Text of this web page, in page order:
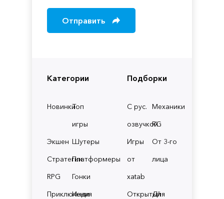
Категории
НовинкиТоп
игры
Экшен Шутеры
СтратегииПлатформеры
RPG
Гонки
Приключения
Инди
Подборки
С рус.
озвучкой
Механики
RG
Игры
от
xatab
От 3-го
лица
Открытый
Для
Отправить